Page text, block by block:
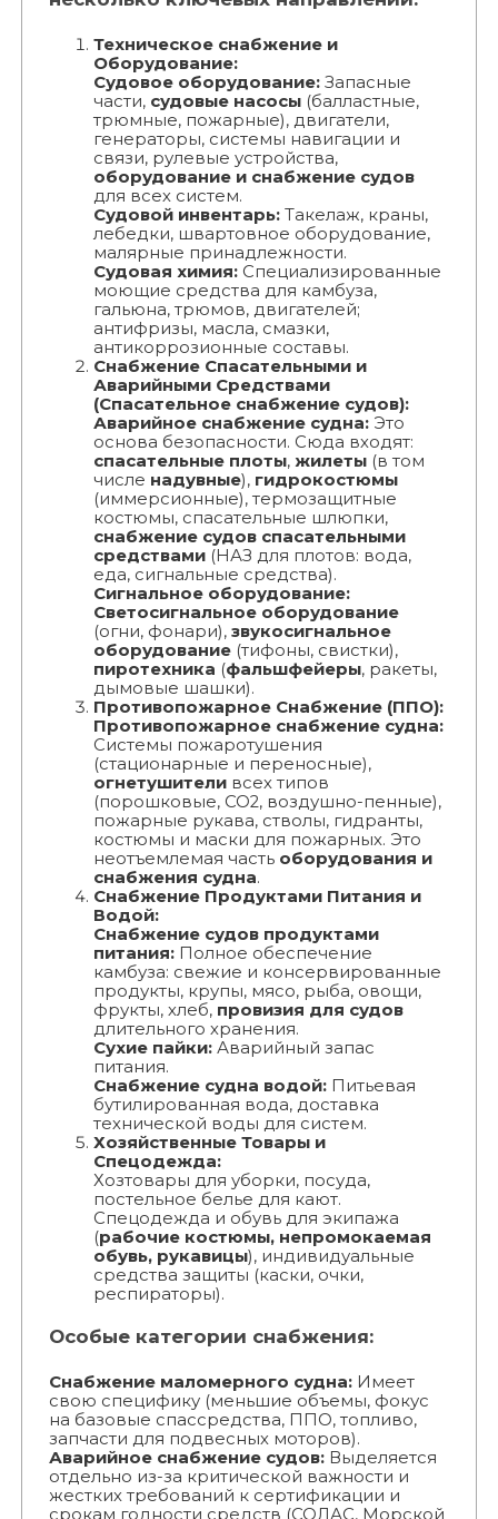
Техническое снабжение и
Оборудование:
Судовое оборудование:Запасные
части, судовые насосы(балластные,
трюмные, пожарные), двигатели,
генераторы, системы навигации и
связи, рулевые устройства,
оборудование и снабжение судов
для всех систем.
Судовой инвентарь:Такелаж, краны,
лебедки, швартовное оборудование,
малярные принадлежности.
Судовая химия:Специализированные
моющие средства для камбуза,
гальюна, трюмов, двигателей;
антифризы, масла, смазки,
антикоррозионные составы.
Снабжение Спасательными и
Аварийными Средствами
(Спасательное снабжение судов):
Аварийное снабжение судна:Это
основа безопасности. Сюда входят:
спасательные плоты, жилеты(в том
числе надувные), гидрокостюмы
(иммерсионные), термозащитные
костюмы, спасательные шлюпки,
снабжение судов спасательными
средствами(НАЗ для плотов: вода,
еда, сигнальные средства).
Сигнальное оборудование:
Светосигнальное оборудование
(огни, фонари), звукосигнальное
оборудование(тифоны, свистки),
пиротехника (фальшфейеры, ракеты,
дымовые шашки).
Противопожарное Снабжение (ППО):
Противопожарное снабжение судна:
Системы пожаротушения
(стационарные и переносные),
огнетушителивсех типов
(порошковые, CO2, воздушно-пенные),
пожарные рукава, стволы, гидранты,
костюмы и маски для пожарных. Это
неотъемлемая часть оборудования и
снабжения судна.
Снабжение Продуктами Питания и
Водой:
Снабжение судов продуктами
питания:Полное обеспечение
камбуза: свежие и консервированные
продукты, крупы, мясо, рыба, овощи,
фрукты, хлеб, провизия для судов
длительного хранения.
Сухие пайки:Аварийный запас
питания.
Снабжение судна водой:Питьевая
бутилированная вода, доставка
технической воды для систем.
Хозяйственные Товары и
Спецодежда:
Хозтовары для уборки, посуда,
постельное белье для кают.
Спецодежда и обувь для экипажа
(рабочие костюмы, непромокаемая
обувь, рукавицы), индивидуальные
средства защиты (каски, очки,
респираторы).
Особые категории снабжения:
Снабжение маломерного судна:Имеет
свою специфику (меньшие объемы, фокус
на базовые спассредства, ППО, топливо,
запчасти для подвесных моторов).
Аварийное снабжение судов:Выделяется
отдельно из-за критической важности и
жестких требований к сертификации и
срокам годности средств (СОЛАС, Морской